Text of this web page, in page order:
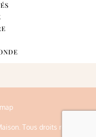
Tous droits réservés